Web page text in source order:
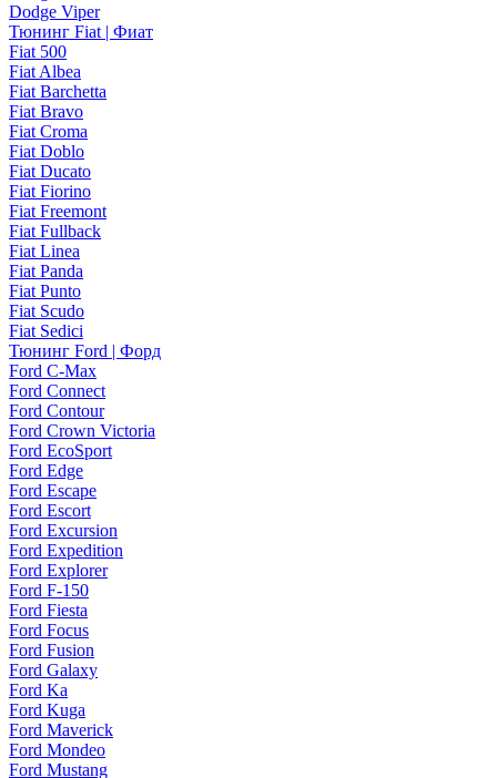
Dodge Viper
Тюнинг Fiat | Фиат
Fiat 500
Fiat Albea
Fiat Barchetta
Fiat Bravo
Fiat Croma
Fiat Doblo
Fiat Ducato
Fiat Fiorino
Fiat Freemont
Fiat Fullback
Fiat Linea
Fiat Panda
Fiat Punto
Fiat Scudo
Fiat Sedici
Тюнинг Ford | Форд
Ford C-Max
Ford Connect
Ford Contour
Ford Crown Victoria
Ford EcoSport
Ford Edge
Ford Escape
Ford Escort
Ford Excursion
Ford Expedition
Ford Explorer
Ford F-150
Ford Fiesta
Ford Focus
Ford Fusion
Ford Galaxy
Ford Ka
Ford Kuga
Ford Maverick
Ford Mondeo
Ford Mustang